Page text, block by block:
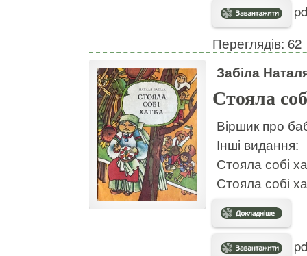
Переглядів: 62
Забіла
Стояла
Віршик про
Інші видання:
Стояла собі
Стояла собі